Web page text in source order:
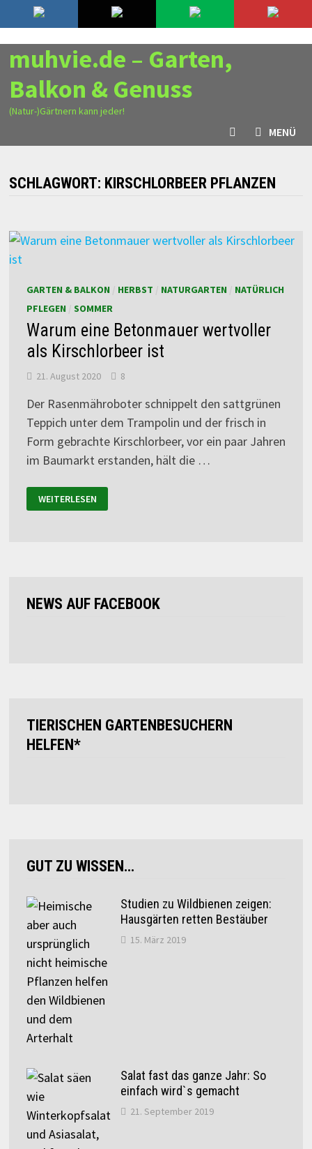
Zurück
zum
Inhalt
9. August 2026
muhvie.de – Garten,
Balkon & Genuss
(Natur-)Gärtnern kann jeder!
MENÜ
SCHLAGWORT: KIRSCHLORBEER PFLANZEN
GARTEN & BALKON HERBST NATURGARTEN
NATÜRLICH
PFLEGEN
SOMMER
Warum eine Betonmauer wertvoller
als Kirschlorbeer ist
21. August 2020 8
Der Rasenmähroboter schnippelt den sattgrünen
Teppich unter dem Trampolin und der frisch in
Form gebrachte Kirschlorbeer, vor ein paar Jahren
im Baumarkt erstanden, hält die …
WEITERLESEN
NEWS AUF FACEBOOK
TIERISCHEN GARTENBESUCHERN
HELFEN*
GUT ZU WISSEN…
Studien zu Wildbienen zeigen:
Hausgärten retten Bestäuber
15. März 2019
Salat fast das ganze Jahr: So
einfach wird`s gemacht
21. September 2019